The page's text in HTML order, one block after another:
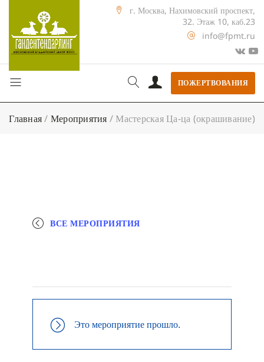
г. Москва, Нахимовский проспект,
32. Этаж 10, каб.23
info@fpmt.ru
ПОЖЕРТВОВАНИЯ
Главная/ Мероприятия / Мастерская Ца-ца (окрашивание)
ВСЕ МЕРОПРИЯТИЯ
Это мероприятие прошло.